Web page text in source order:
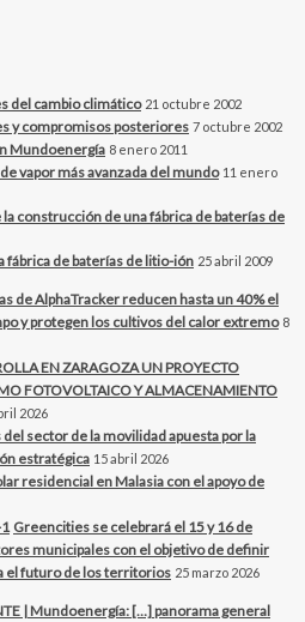
del cambio climático 21 octubre 2002
y compromisos posteriores 7 octubre 2002
Mundoenergía 8 enero 2011
vapor más avanzada del mundo 11 enero
fábrica de baterías de litio-ión 25 abril 2009
de AlphaTracker reducen hasta un 40% el
y protegen los cultivos del calor extremo 8
EN ZARAGOZA UN PROYECTO
FOTOVOLTAICO Y ALMACENAMIENTO
2026
sector de la movilidad apuesta por la
estratégica 15 abril 2026
residencial en Malasia con el apoyo de
Greencities se celebrará el 15 y 16 de
municipales con el objetivo de definir
el futuro de los territorios 25 marzo 2026
| Mundoenergía: […] panorama general